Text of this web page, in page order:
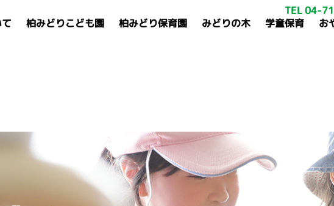
柏みどりこども園 柏みどり保育園 みどりの木 学童保育 お
TEL 04-